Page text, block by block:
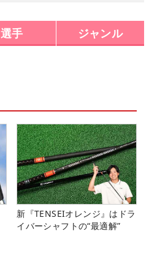
選手 ジャンル
新『TENSEIオレンジ』はドラ
イバーシャフトの“最適解”